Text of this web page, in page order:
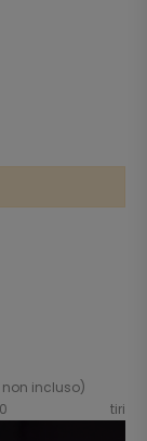
incluso)
tiri